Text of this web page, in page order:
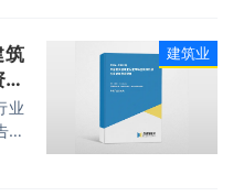
业
，
建筑业